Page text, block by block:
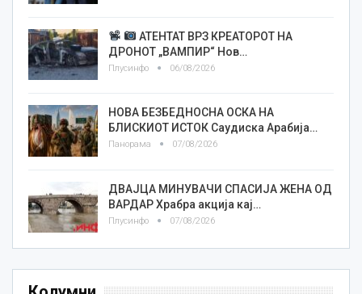
АТЕНТАТ ВРЗ КРЕАТОРОТ НА
ДРОНОТ „ВАМПИР“ Нов…
Плусинфо 06/08/2026
НОВА БЕЗБЕДНОСНА ОСКА НА
БЛИСКИОТ ИСТОК Саудиска Арабија…
Панорама 07/08/2026
ДВАЈЦА МИНУВАЧИ СПАСИЈА ЖЕНА ОД
ВАРДАР Храбра акција кај…
Плусинфо 07/08/2026